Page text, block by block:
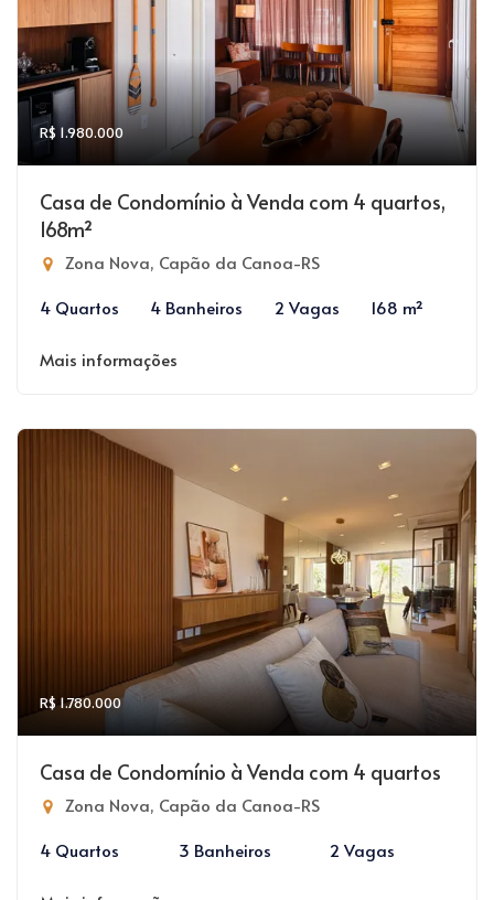
R$ 1.980.000
Casa de Condomínio à Venda com 4 quartos,
168m²
Zona Nova, Capão da Canoa-RS
4 Quartos
4 Banheiros 2 Vagas 168 m²
Mais informações
R$ 1.780.000
Casa de Condomínio à Venda com 4 quartos
Zona Nova, Capão da Canoa-RS
4 Quartos
3 Banheiros 2 Vagas